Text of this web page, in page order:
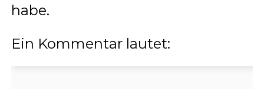
habe.
Ein Kommentar lautet: